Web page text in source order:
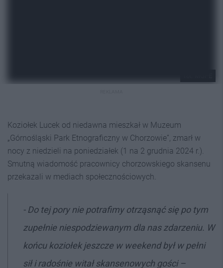
Koziołek Lucek od niedawna mieszkał w Muzeum
„Górnośląski Park Etnograficzny w Chorzowie”, zmarł w
nocy z niedzieli na poniedziałek (1 na 2 grudnia 2024 r.).
Smutną wiadomość pracownicy chorzowskiego skansenu
przekazali w mediach społecznościowych.
- Do tej pory nie potrafimy otrząsnąć się po tym
zupełnie niespodziewanym dla nas zdarzeniu. W
końcu koziołek jeszcze w weekend był w pełni
sił i radośnie witał skansenowych gości –